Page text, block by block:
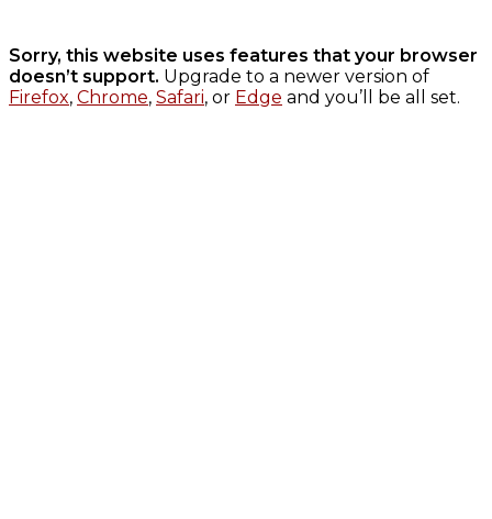
Sorry, this website uses features that your browser
doesn’t support. Upgrade to a newer version of
Firefox, Chrome, Safari, or Edge and you’ll be all set.